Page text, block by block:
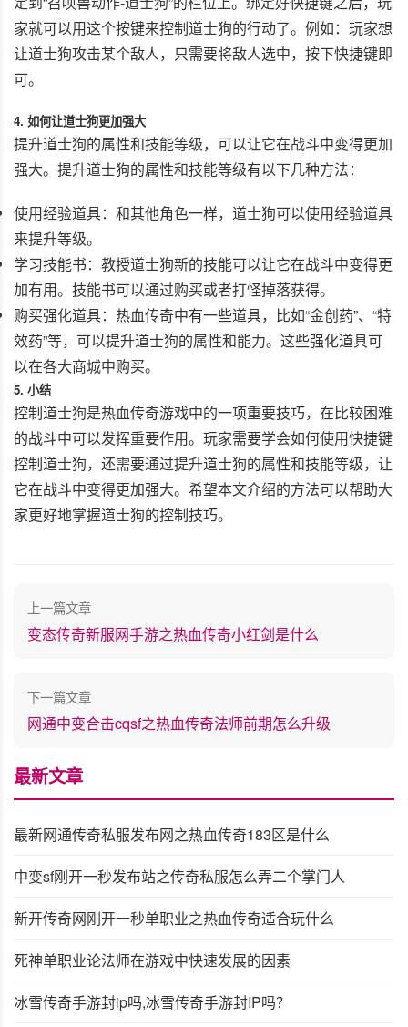
家就可以用这个按键来控制道士狗的行动了。例如：玩家想
让道士狗攻击某个敌人，只需要将敌人选中，按下快捷键即
可。
4. 如何让道士狗更加强大
提升道士狗的属性和技能等级，可以让它在战斗中变得更加
强大。提升道士狗的属性和技能等级有以下几种方法：
使用经验道具：和其他角色一样，道士狗可以使用经验道具
来提升等级。
学习技能书：教授道士狗新的技能可以让它在战斗中变得更
加有用。技能书可以通过购买或者打怪掉落获得。
购买强化道具：热血传奇中有一些道具，比如“金创药”、“特
效药”等，可以提升道士狗的属性和能力。这些强化道具可
以在各大商城中购买。
5. 小结
控制道士狗是热血传奇游戏中的一项重要技巧，在比较困难
的战斗中可以发挥重要作用。玩家需要学会如何使用快捷键
控制道士狗，还需要通过提升道士狗的属性和技能等级，让
它在战斗中变得更加强大。希望本文介绍的方法可以帮助大
家更好地掌握道士狗的控制技巧。
上一篇文章
变态传奇新服网手游之热血传奇小红剑是什么
下一篇文章
网通中变合击cqsf之热血传奇法师前期怎么升级
最新文章
最新网通传奇私服发布网之热血传奇183区是什么
中变sf刚开一秒发布站之传奇私服怎么弄二个掌门人
新开传奇网刚开一秒单职业之热血传奇适合玩什么
死神单职业论法师在游戏中快速发展的因素
冰雪传奇手游封ip吗,冰雪传奇手游封IP吗？